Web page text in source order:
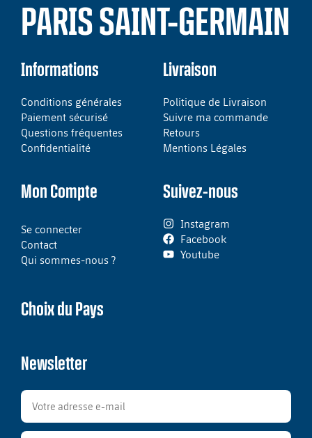
PARIS SAINT-GERMAIN
Informations
Conditions générales
Paiement sécurisé
Questions fréquentes
Confidentialité
Livraison
Politique de Livraison
Suivre ma commande
Retours
Mentions Légales
Mon Compte
Se connecter
Contact
Qui sommes-nous ?
Suivez-nous
Instagram
Facebook
Youtube
Choix du Pays
Newsletter